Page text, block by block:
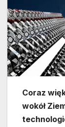
Coraz
wokół